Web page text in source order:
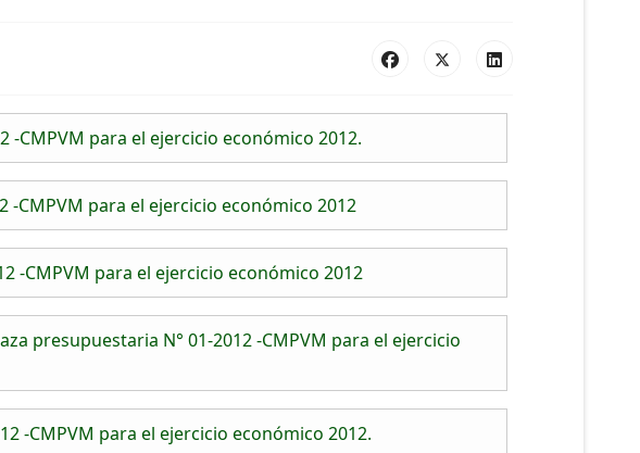
CMPVM para el ejercicio económico 2012.
-CMPVM para el ejercicio económico 2012
-CMPVM para el ejercicio económico 2012
presupuestaria N° 01-2012 -CMPVM para el ejercicio
-CMPVM para el ejercicio económico 2012.